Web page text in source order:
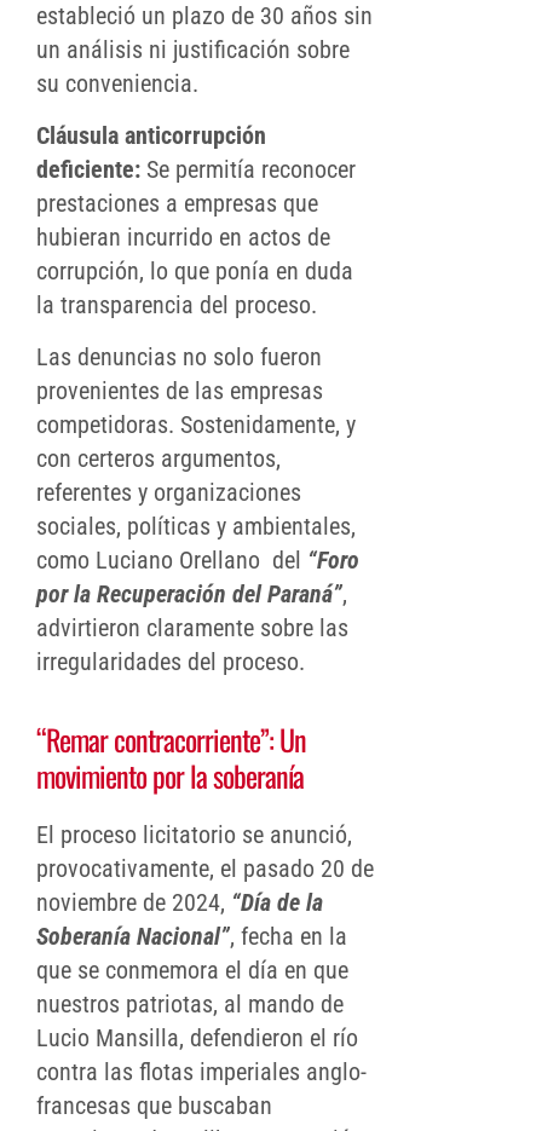
estableció un plazo de 30 años sin
un análisis ni justificación sobre
su conveniencia.
Cláusula anticorrupción
deficiente: Se permitía reconocer
prestaciones a empresas que
hubieran incurrido en actos de
corrupción, lo que ponía en duda
la transparencia del proceso.
Las denuncias no solo fueron
provenientes de las empresas
competidoras. Sostenidamente, y
con certeros argumentos,
referentes y organizaciones
sociales, políticas y ambientales,
como Luciano Orellano del “Foro
por la Recuperación del Paraná”,
advirtieron claramente sobre las
irregularidades del proceso.
“Remar contracorriente”: Un
movimiento por la soberanía
El proceso licitatorio se anunció,
provocativamente, el pasado 20 de
noviembre de 2024, “Día de la
Soberanía Nacional”, fecha en la
que se conmemora el día en que
nuestros patriotas, al mando de
Lucio Mansilla, defendieron el río
contra las flotas imperiales anglo-
francesas que buscaban